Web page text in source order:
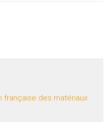
française des matériaux